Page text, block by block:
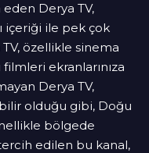
eden Derya TV,
içeriği ile pek çok
özellikle sinema
ekranlarınıza
Derya TV,
olduğu gibi, Doğu
bölgede
edilen bu kanal,